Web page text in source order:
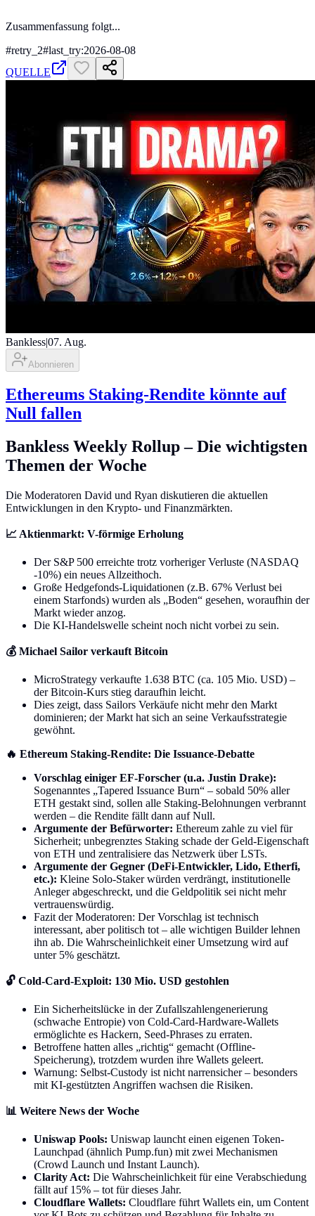
Zusammenfassung folgt...
#retry_2#last_try:2026-08-08
QUELLE
Bankless|07. Aug.
Abonnieren
Ethereums Staking-Rendite könnte auf
Null fallen
Bankless Weekly Rollup – Die wichtigsten
Themen der Woche
Die Moderatoren David und Ryan diskutieren die aktuellen
Entwicklungen in den Krypto- und Finanzmärkten.
📈 Aktienmarkt: V-förmige Erholung
Der S&P 500 erreichte trotz vorheriger Verluste (NASDAQ
-10%) ein neues Allzeithoch.
Große Hedgefonds-Liquidationen (z.B. 67% Verlust bei
einem Starfonds) wurden als „Boden“ gesehen, woraufhin der
Markt wieder anzog.
Die KI-Handelswelle scheint noch nicht vorbei zu sein.
💰 Michael Sailor verkauft Bitcoin
MicroStrategy verkaufte 1.638 BTC (ca. 105 Mio. USD) –
der Bitcoin-Kurs stieg daraufhin leicht.
Dies zeigt, dass Sailors Verkäufe nicht mehr den Markt
dominieren; der Markt hat sich an seine Verkaufsstrategie
gewöhnt.
🔥 Ethereum Staking-Rendite: Die Issuance-Debatte
Vorschlag einiger EF-Forscher (u.a. Justin Drake):
Sogenanntes „Tapered Issuance Burn“ – sobald 50% aller
ETH gestakt sind, sollen alle Staking-Belohnungen verbrannt
werden – die Rendite fällt dann auf Null.
Argumente der Befürworter: Ethereum zahle zu viel für
Sicherheit; unbegrenztes Staking schade der Geld-Eigenschaft
von ETH und zentralisiere das Netzwerk über LSTs.
Argumente der Gegner (DeFi-Entwickler, Lido, Etherfi,
etc.): Kleine Solo-Staker würden verdrängt, institutionelle
Anleger abgeschreckt, und die Geldpolitik sei nicht mehr
vertrauenswürdig.
Fazit der Moderatoren: Der Vorschlag ist technisch
interessant, aber politisch tot – alle wichtigen Builder lehnen
ihn ab. Die Wahrscheinlichkeit einer Umsetzung wird auf
unter 5% geschätzt.
🔓 Cold-Card-Exploit: 130 Mio. USD gestohlen
Ein Sicherheitslücke in der Zufallszahlengenerierung
(schwache Entropie) von Cold-Card-Hardware-Wallets
ermöglichte es Hackern, Seed-Phrases zu erraten.
Betroffene hatten alles „richtig“ gemacht (Offline-
Speicherung), trotzdem wurden ihre Wallets geleert.
Warnung: Selbst-Custody ist nicht narrensicher – besonders
mit KI-gestützten Angriffen wachsen die Risiken.
📊 Weitere News der Woche
Uniswap Pools: Uniswap launcht einen eigenen Token-
Launchpad (ähnlich Pump.fun) mit zwei Mechanismen
(Crowd Launch und Instant Launch).
Clarity Act: Die Wahrscheinlichkeit für eine Verabschiedung
fällt auf 15% – tot für dieses Jahr.
Cloudflare Wallets: Cloudflare führt Wallets ein, um Content